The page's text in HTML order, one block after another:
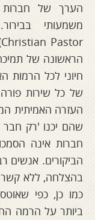
הערך של חברות
הראשונה של
חיוני לכל הרמות
של כל שירות
העזרה האמיתית
שהם יכנו 'רק חבר
חברות אינה
הביקורים. אנשים
בהצלחה, ללא קשר
כמו כן, כפי
ביותר על הרמה